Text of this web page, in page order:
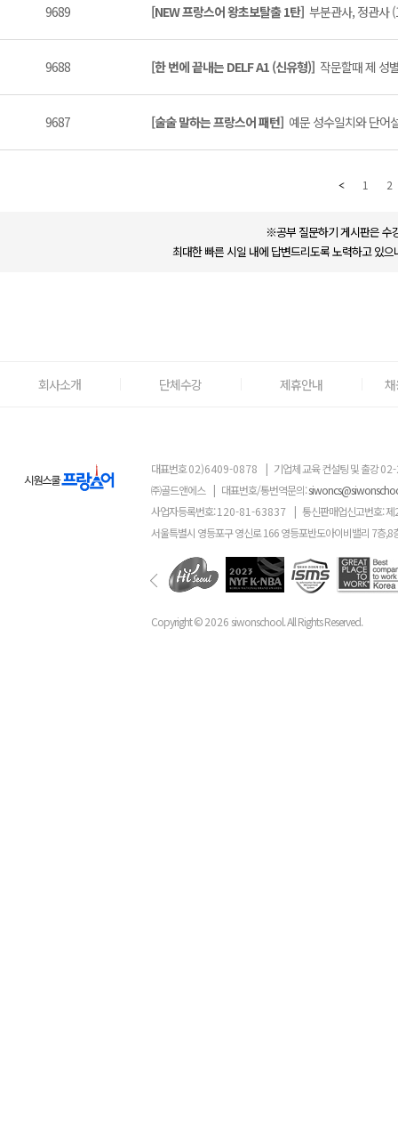
9689 [NEW 프랑스어 왕초보탈출 1탄] 부분관사, 정관사
9688 [한 번에 끝내는 DELF A1 (신유형)] 작문할때 제 성
9687 [술술 말하는 프랑스어 패턴] 예문 성수일치와 단어
1 2
※공부 질문하기 게시판은 수
최대한 빠른 시일 내에 답변드리도록 노력하고 있
회사소개 단체수강 제휴안내
대표번호02)6409-0878 | 기업체 교육 컨설팅 및 출강
㈜골드앤에스 | 대표번호/통번역문의:
사업자등록번호:120-81-63837 | 통신판매업신고번호: 제
서울특별시 영등포구 영신로 166 영등포반도아이비밸리 7층,8
Copyright ©2026 siwonschool. All Rights Reserved.